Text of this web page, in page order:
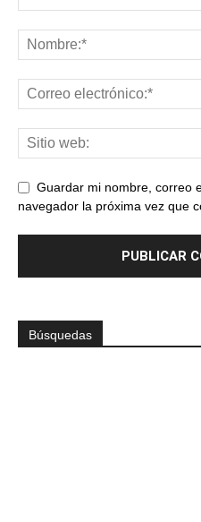
Guardar mi nombre, correo
navegador la próxima vez que
Búsquedas